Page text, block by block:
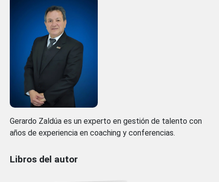
Gerardo Zaldúa es un experto en gestión de talento con
años de experiencia en coaching y conferencias.
Libros del autor